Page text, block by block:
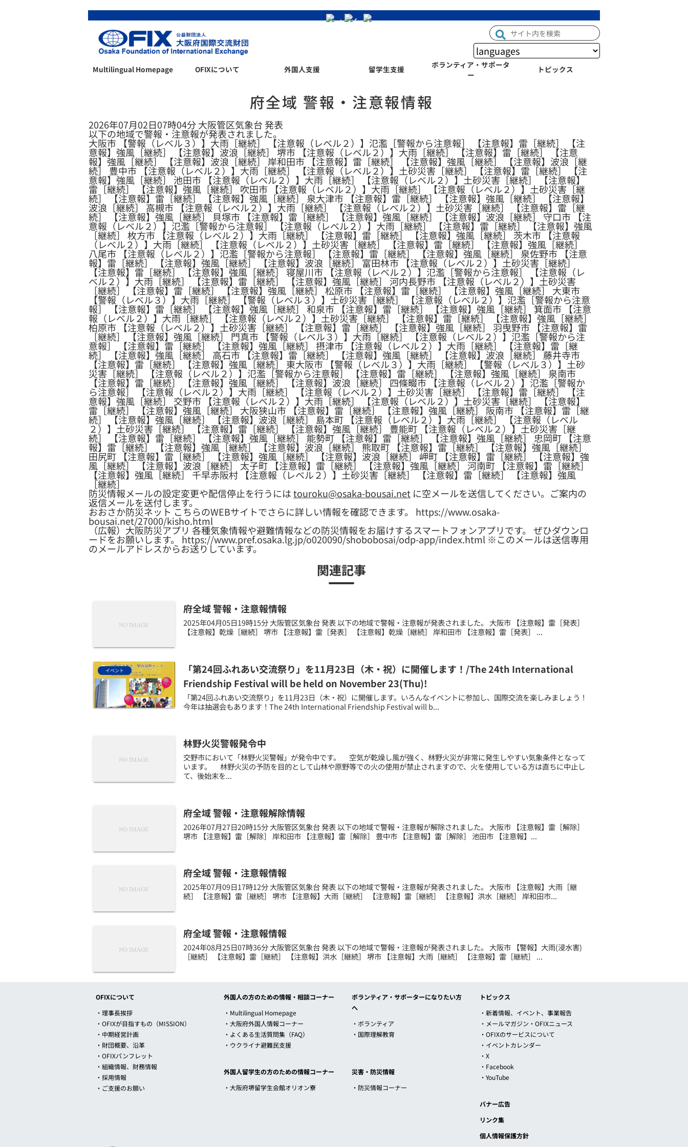
Multilingual Homepage OFIXについて 外国人支援 留学生支援
ボランティア・サポータ
ー
トピックス
府全域 警報・注意報情報
2026年07月02日07時04分 大阪管区気象台 発表
以下の地域で警報・注意報が発表されました。
大阪市 【警報（レベル３）】大雨［継続］ 【注意報（レベル２）】氾濫［警報から注意報］ 【注意報】雷［継続］ 【注
意報】強風［継続］ 【注意報】波浪［継続］ 堺市 【注意報（レベル２）】大雨［継続］ 【注意報】雷［継続］ 【注意
報】強風［継続］ 【注意報】波浪［継続］ 岸和田市 【注意報】雷［継続］ 【注意報】強風［継続］ 【注意報】波浪［継
続］ 豊中市 【注意報（レベル２）】大雨［継続］ 【注意報（レベル２）】土砂災害［継続］ 【注意報】雷［継続］ 【注
意報】強風［継続］ 池田市 【注意報（レベル２）】大雨［継続］ 【注意報（レベル２）】土砂災害［継続］ 【注意報】
雷［継続］ 【注意報】強風［継続］ 吹田市 【注意報（レベル２）】大雨［継続］ 【注意報（レベル２）】土砂災害［継
続］ 【注意報】雷［継続］ 【注意報】強風［継続］ 泉大津市 【注意報】雷［継続］ 【注意報】強風［継続］ 【注意報】
波浪［継続］ 高槻市 【注意報（レベル２）】大雨［継続］ 【注意報（レベル２）】土砂災害［継続］ 【注意報】雷［継
続］ 【注意報】強風［継続］ 貝塚市 【注意報】雷［継続］ 【注意報】強風［継続］ 【注意報】波浪［継続］ 守口市 【注
意報（レベル２）】氾濫［警報から注意報］ 【注意報（レベル２）】大雨［継続］ 【注意報】雷［継続］ 【注意報】強風
［継続］ 枚方市 【注意報（レベル２）】大雨［継続］ 【注意報】雷［継続］ 【注意報】強風［継続］ 茨木市 【注意報
（レベル２）】大雨［継続］ 【注意報（レベル２）】土砂災害［継続］ 【注意報】雷［継続］ 【注意報】強風［継続］
八尾市 【注意報（レベル２）】氾濫［警報から注意報］ 【注意報】雷［継続］ 【注意報】強風［継続］ 泉佐野市 【注意
報】雷［継続］ 【注意報】強風［継続］ 【注意報】波浪［継続］ 富田林市 【注意報（レベル２）】土砂災害［継続］
【注意報】雷［継続］ 【注意報】強風［継続］ 寝屋川市 【注意報（レベル２）】氾濫［警報から注意報］ 【注意報（レ
ベル２）】大雨［継続］ 【注意報】雷［継続］ 【注意報】強風［継続］ 河内長野市 【注意報（レベル２）】土砂災害
［継続］ 【注意報】雷［継続］ 【注意報】強風［継続］ 松原市 【注意報】雷［継続］ 【注意報】強風［継続］ 大東市
【警報（レベル３）】大雨［継続］ 【警報（レベル３）】土砂災害［継続］ 【注意報（レベル２）】氾濫［警報から注意
報］ 【注意報】雷［継続］ 【注意報】強風［継続］ 和泉市 【注意報】雷［継続］ 【注意報】強風［継続］ 箕面市 【注意
報（レベル２）】大雨［継続］ 【注意報（レベル２）】土砂災害［継続］ 【注意報】雷［継続］ 【注意報】強風［継続］
柏原市 【注意報（レベル２）】土砂災害［継続］ 【注意報】雷［継続］ 【注意報】強風［継続］ 羽曳野市 【注意報】雷
［継続］ 【注意報】強風［継続］ 門真市 【警報（レベル３）】大雨［継続］ 【注意報（レベル２）】氾濫［警報から注
意報］ 【注意報】雷［継続］ 【注意報】強風［継続］ 摂津市 【注意報（レベル２）】大雨［継続］ 【注意報】雷［継
続］ 【注意報】強風［継続］ 高石市 【注意報】雷［継続］ 【注意報】強風［継続］ 【注意報】波浪［継続］ 藤井寺市
【注意報】雷［継続］ 【注意報】強風［継続］ 東大阪市 【警報（レベル３）】大雨［継続］ 【警報（レベル３）】土砂
災害［継続］ 【注意報（レベル２）】氾濫［警報から注意報］ 【注意報】雷［継続］ 【注意報】強風［継続］ 泉南市
【注意報】雷［継続］ 【注意報】強風［継続］ 【注意報】波浪［継続］ 四條畷市 【注意報（レベル２）】氾濫［警報か
ら注意報］ 【注意報（レベル２）】大雨［継続］ 【注意報（レベル２）】土砂災害［継続］ 【注意報】雷［継続］ 【注
意報】強風［継続］ 交野市 【注意報（レベル２）】大雨［継続］ 【注意報（レベル２）】土砂災害［継続］ 【注意報】
雷［継続］ 【注意報】強風［継続］ 大阪狭山市 【注意報】雷［継続］ 【注意報】強風［継続］ 阪南市 【注意報】雷［継
続］ 【注意報】強風［継続］ 【注意報】波浪［継続］ 島本町 【注意報（レベル２）】大雨［継続］ 【注意報（レベル
２）】土砂災害［継続］ 【注意報】雷［継続］ 【注意報】強風［継続］ 豊能町 【注意報（レベル２）】土砂災害［継
続］ 【注意報】雷［継続］ 【注意報】強風［継続］ 能勢町 【注意報】雷［継続］ 【注意報】強風［継続］ 忠岡町 【注意
報】雷［継続］ 【注意報】強風［継続］ 【注意報】波浪［継続］ 熊取町 【注意報】雷［継続］ 【注意報】強風［継続］
田尻町 【注意報】雷［継続］ 【注意報】強風［継続］ 【注意報】波浪［継続］ 岬町 【注意報】雷［継続］ 【注意報】強
風［継続］ 【注意報】波浪［継続］ 太子町 【注意報】雷［継続］ 【注意報】強風［継続］ 河南町 【注意報】雷［継続］
【注意報】強風［継続］ 千早赤阪村 【注意報（レベル２）】土砂災害［継続］ 【注意報】雷［継続］ 【注意報】強風
［継続］
防災情報メールの設定変更や配信停止を行うにはtouroku@osaka-bousai.net に空メールを送信してください。ご案内の
返信メールを送付します。
おおさか防災ネット こちらのWEBサイトでさらに詳しい情報を確認できます。 https://www.osaka-
bousai.net/27000/kisho.html
（広報）大阪防災アプリ 各種気象情報や避難情報などの防災情報をお届けするスマートフォンアプリです。 ぜひダウンロ
ードをお願いします。 https://www.pref.osaka.lg.jp/o020090/shobobosai/odp-app/index.html ※このメールは送信専用
のメールアドレスからお送りしています。
関連記事
府全域 警報・注意報情報
2025年04月05日19時15分 大阪管区気象台 発表 以下の地域で警報・注意報が発表されました。 大阪市 【注意報】雷［発表］
【注意報】乾燥［継続］ 堺市 【注意報】雷［発表］ 【注意報】乾燥［継続］ 岸和田市 【注意報】雷［発表］ ...
イベント
「第24回ふれあい交流祭り」を11月23日（木・祝）に開催します！/The 24th International
Friendship Festival will be held on November 23(Thu)!
「第24回ふれあい交流祭り」を11月23日（木・祝）に開催します。いろんなイベントに参加し、国際交流を楽しみましょう！
今年は抽選会もあります！The 24th International Friendship Festival will b...
林野火災警報発令中
交野市において「林野火災警報」が発令中です。 空気が乾燥し風が強く、林野火災が非常に発生しやすい気象条件となって
います。 林野火災の予防を目的として山林や原野等での火の使用が禁止されますので、火を使用している方は直ちに中止し
て、後始末を...
府全域 警報・注意報解除情報
2026年07月27日20時15分 大阪管区気象台 発表 以下の地域で警報・注意報が解除されました。 大阪市 【注意報】雷［解除］
堺市 【注意報】雷［解除］ 岸和田市 【注意報】雷［解除］ 豊中市 【注意報】雷［解除］ 池田市 【注意報】...
府全域 警報・注意報情報
2025年07月09日17時12分 大阪管区気象台 発表 以下の地域で警報・注意報が発表されました。 大阪市 【注意報】大雨［継
続］ 【注意報】雷［継続］ 堺市 【注意報】大雨［継続］ 【注意報】雷［継続］ 【注意報】洪水［継続］ 岸和田市...
府全域 警報・注意報情報
2024年08月25日07時36分 大阪管区気象台 発表 以下の地域で警報・注意報が発表されました。 大阪市 【警報】大雨(浸水害)
［継続］ 【注意報】雷［継続］ 【注意報】洪水［継続］ 堺市 【注意報】大雨［継続］ 【注意報】雷［継続］ ...
OFIXについて
・理事長挨拶
・OFIXが目指すもの（MISSION）
・中期経営計画
・財団概要、沿革
・OFIXパンフレット
・組織情報、財務情報
・採用情報
・ご支援のお願い
外国人の方のための情報・相談コーナー
・Multilingual Homepage
・大阪府外国人情報コーナー
・よくある生活質問集（FAQ）
・ウクライナ避難民支援
外国人留学生の方のための情報コーナー
・大阪府堺留学生会館オリオン寮
ボランティア・サポーターになりたい方
へ
・ボランティア
・国際理解教育
災害・防災情報
・防災情報コーナー
トピックス
・新着情報、イベント、事業報告
・メールマガジン・OFIXニュース
・OFIXのサービスについて
・イベントカレンダー
・X
・Facebook
・YouTube
バナー広告
リンク集
個人情報保護方針